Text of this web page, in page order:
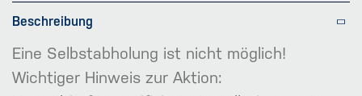
Beschreibung
Eine Selbstabholung ist nicht möglich!
Wichtiger Hinweis zur Aktion: